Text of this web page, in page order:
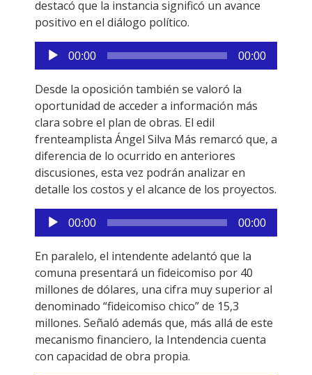
destacó que la instancia significó un avance
positivo en el diálogo político.
Reproductor
de
audio
00:00 00:00
Desde la oposición también se valoró la
oportunidad de acceder a información más
clara sobre el plan de obras. El edil
frenteamplista Ángel Silva Más remarcó que, a
diferencia de lo ocurrido en anteriores
discusiones, esta vez podrán analizar en
detalle los costos y el alcance de los proyectos.
Reproductor
de
audio
00:00 00:00
En paralelo, el intendente adelantó que la
comuna presentará un fideicomiso por 40
millones de dólares, una cifra muy superior al
denominado “fideicomiso chico” de 15,3
millones. Señaló además que, más allá de este
mecanismo financiero, la Intendencia cuenta
con capacidad de obra propia.